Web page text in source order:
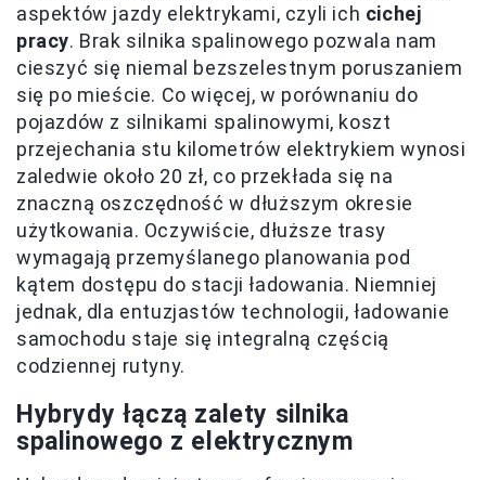
aspektów jazdy elektrykami, czyli ich cichej
pracy. Brak silnika spalinowego pozwala nam
cieszyć się niemal bezszelestnym poruszaniem
się po mieście. Co więcej, w porównaniu do
pojazdów z silnikami spalinowymi, koszt
przejechania stu kilometrów elektrykiem wynosi
zaledwie około 20 zł, co przekłada się na
znaczną oszczędność w dłuższym okresie
użytkowania. Oczywiście, dłuższe trasy
wymagają przemyślanego planowania pod
kątem dostępu do stacji ładowania. Niemniej
jednak, dla entuzjastów technologii, ładowanie
samochodu staje się integralną częścią
codziennej rutyny.
Hybrydy łączą zalety silnika
spalinowego z elektrycznym